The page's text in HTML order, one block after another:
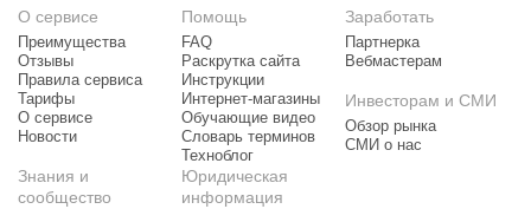
О сервисе
Преимущества
Отзывы
Правила сервиса
Тарифы
О сервисе
Новости
Помощь
FAQ
Раскрутка сайта
Инструкции
Интернет-магазины
Обучающие видео
Словарь терминов
Техноблог
Заработать
Партнерка
Вебмастерам
Инвесторам и СМИ
Обзор рынка
СМИ о нас
Знания и
сообщество
Юридическая
информация